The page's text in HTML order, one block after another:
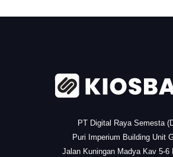
.
PT Digital Raya Semesta
Puri Imperium Building Unit
Jalan Kuningan Madya Kav 5-6